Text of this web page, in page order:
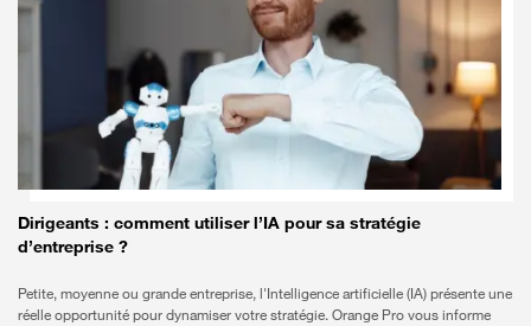
Dirigeants : comment utiliser l’IA pour sa stratégie
d’entreprise ?
Petite, moyenne ou grande entreprise, l'Intelligence artificielle (IA) présente une
réelle opportunité pour dynamiser votre stratégie. Orange Pro vous informe